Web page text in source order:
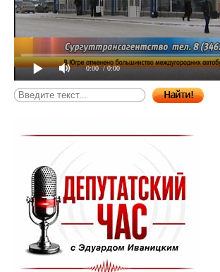
0:00 / 0:00